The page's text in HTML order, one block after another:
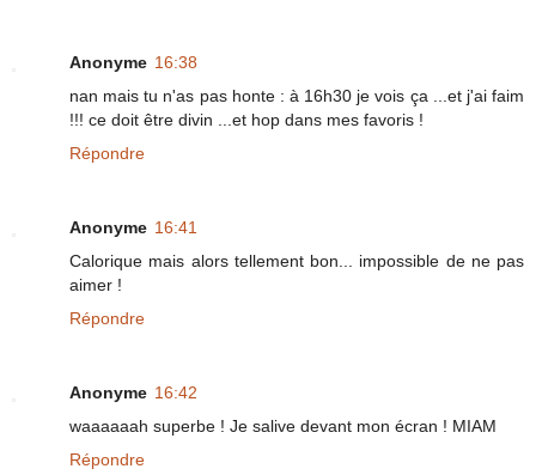
Anonyme 16:38
nan mais tu n'as pas honte : à 16h30 je vois ça ...et j'ai faim
!!! ce doit être divin ...et hop dans mes favoris !
Répondre
Anonyme 16:41
Calorique mais alors tellement bon... impossible de ne pas
aimer !
Répondre
Anonyme 16:42
waaaaaah superbe ! Je salive devant mon écran ! MIAM
Répondre